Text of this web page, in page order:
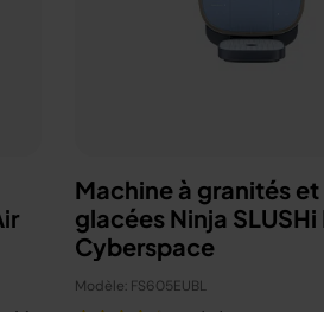
Machine à granités
glacées Ninja SLUSHi
Cyberspace
Modèle: FS605EUBL